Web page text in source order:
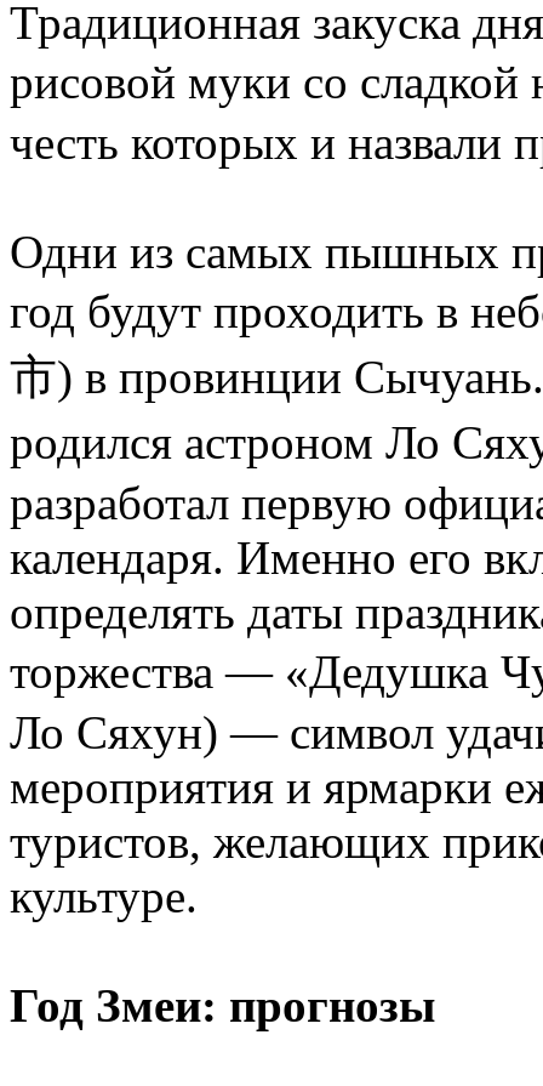
Традиционная закуска
рисовой муки со
честь которых и назвали
Одни из самых пышных
год будут проходить в
市) в провинции
родился астроном Ло
разработал первую
календаря. Именно его
определять даты
торжества — «Дедушка
Ло Сяхун) — символ
мероприятия и ярмарки
туристов, желающих
культуре.
Год Змеи: прогнозы